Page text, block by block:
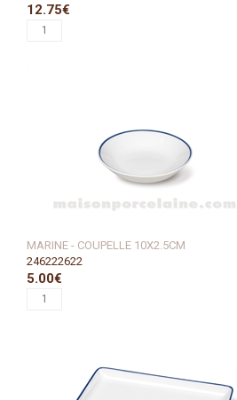
12.75€
MARINE - COUPELLE 10X2.5CM
246222622
5.00€